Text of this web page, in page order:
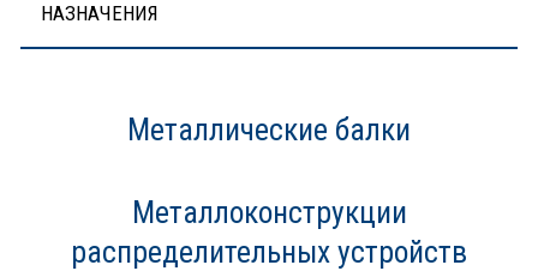
НАЗНАЧЕНИЯ
Металлические балки
Металлоконструкции
распределительных устройств